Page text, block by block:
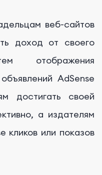
веб-сайтов
доход от своего
отображения
AdSense
достигать своей
а издателям
кликов или показов